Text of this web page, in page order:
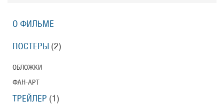
О ФИЛЬМЕ
ПОСТЕРЫ (2)
ОБЛОЖКИ
ФАН-АРТ
ТРЕЙЛЕР (1)